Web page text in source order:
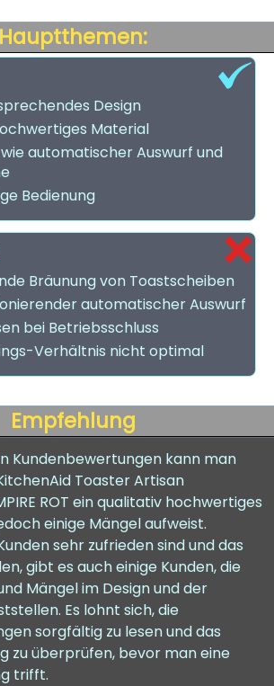
Hauptthemen:
Design
Material
automatischer Auswurf und
Bedienung
Bräunung von Toastscheiben
automatischer Auswurf
bei Betriebsschluss
Verhältnis nicht optimal
Empfehlung
Kundenbewertungen kann man
Toaster Artisan
ROT ein qualitativ hochwertiges
einige Mängel aufweist.
sehr zufrieden sind und das
gibt es auch einige Kunden, die
Mängel im Design und der
Es lohnt sich, die
sorgfältig zu lesen und das
zu überprüfen, bevor man eine
trifft.